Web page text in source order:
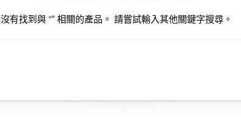
沒有找到與 “” 相關的產品。 請嘗試輸入其他關鍵字搜尋。